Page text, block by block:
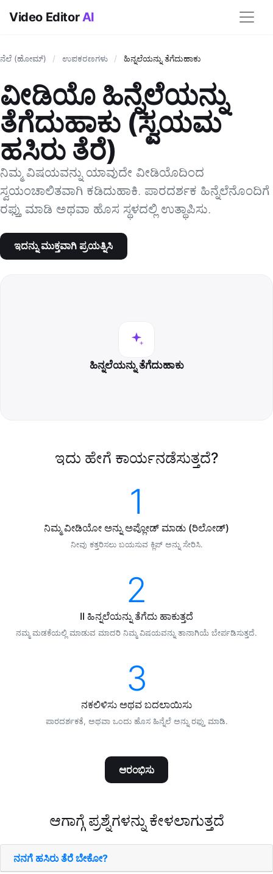
Video EditorAI
ನೆಲೆ (ಹೋಮ್) / ಉಪಕರಣಗಳು / ಹಿನ್ನಲೆಯನ್ನು ತೆಗೆದುಹಾಕು
ವೀಡಿಯೊ ಹಿನ್ನೆಲೆಯನ್ನು
ತೆಗೆದುಹಾಕು (ಸ್ವಯಮ
ಹಸಿರು ತೆರೆ)
ನಿಮ್ಮ ವಿಷಯವನ್ನು ಯಾವುದೇ ವೀಡಿಯೊದಿಂದ
ಸ್ವಯಂಚಾಲಿತವಾಗಿ ಕಡಿದುಹಾಕಿ. ಪಾರದರ್ಶಕ ಹಿನ್ನೆಲೆನೊಂದಿಗೆ
ರಫ್ತು ಮಾಡಿ ಅಥವಾ ಹೊಸ ಸ್ಥಳದಲ್ಲಿ ಉತ್ಥಾಪಿಸು.
ಇದನ್ನು ಮುಕ್ತವಾಗಿ ಪ್ರಯತ್ನಿಸಿ
ಹಿನ್ನಲೆಯನ್ನು ತೆಗೆದುಹಾಕು
ಇದು ಹೇಗೆ ಕಾರ್ಯನಡೆಸುತ್ತದೆ?
1
ನಿಮ್ಮ ವೀಡಿಯೋ ಅನ್ನು ಅಪ್ಲೋಡ್ ಮಾಡು (ರಿಲೋಡ್)
ನೀವು ಕತ್ತರಿಸಲು ಬಯಸುವ ಕ್ಲಿಪ್ ಅನ್ನು ಸೇರಿಸಿ.
2
II ಹಿನ್ನಲೆಯನ್ನು ತೆಗೆದು ಹಾಕುತ್ತದೆ
ನಮ್ಮ ಮಡಕೆಯಲ್ಲಿ ಮಾಡುವ ಮಾದರಿ ನಿಮ್ಮ ವಿಷಯವನ್ನು ತಾನಾಗಿಯೆ ಬೇರ್ಪಡಿಸುತ್ತದೆ.
3
ನಕಲಿಳಿಸು ಅಥವ ಬದಲಾಯಿಸು
ಪಾರದರ್ಶಕತೆ, ಅಥವಾ ಒಂದು ಹೊಸ ಹಿನ್ನೆಲೆ ಅನ್ನು ರಫ್ತು ಮಾಡಿ.
ಆರಂಭಿಸು
ಆಗಾಗ್ಗೆ ಪ್ರಶ್ನೆಗಳನ್ನು ಕೇಳಲಾಗುತ್ತದೆ
ನನಗೆ ಹಸಿರು ತೆರೆ ಬೇಕೋ?